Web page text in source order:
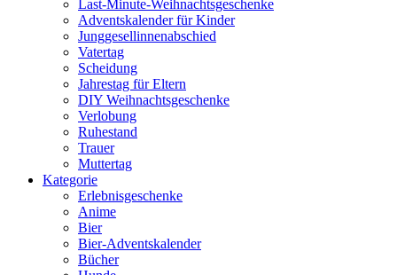
Last-Minute-Weihnachtsgeschenke
Adventskalender für Kinder
Junggesellinnenabschied
Vatertag
Scheidung
Jahrestag für Eltern
DIY Weihnachtsgeschenke
Verlobung
Ruhestand
Trauer
Muttertag
Kategorie
Erlebnisgeschenke
Anime
Bier
Bier-Adventskalender
Bücher